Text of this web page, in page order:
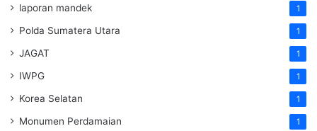
laporan mandek 1
Polda Sumatera Utara 1
JAGAT 1
IWPG 1
Korea Selatan 1
Monumen Perdamaian 1